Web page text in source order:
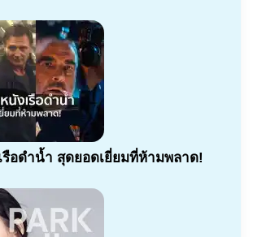
รือดำน้ำ สุดยอดเยี่ยมที่ห้ามพลาด!